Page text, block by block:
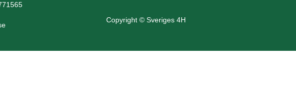
Copyright © Sveriges 4H